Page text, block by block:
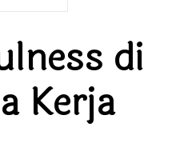
di
Kerja